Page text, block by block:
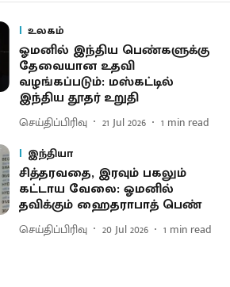
உலகம்
ஓமனில் இந்திய பெண்களுக்கு
தேவையான உதவி
வழங்கப்படும்: மஸ்கட்டில்
இந்திய தூதர் உறுதி
செய்திப்பிரிவு 21 Jul 2026 1 min read
இந்தியா
சித்தரவதை, இரவும் பகலும்
கட்டாய வேலை: ஓமனில்
தவிக்கும் ஹைதராபாத் பெண்
செய்திப்பிரிவு 20 Jul 2026 1 min read